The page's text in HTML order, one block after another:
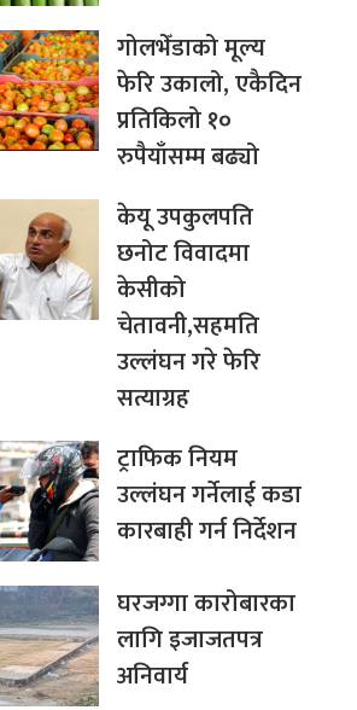
गोलभेँडाको मूल्य
फेरि उकालो, एकैदिन
प्रतिकिलो १०
रुपैयाँसम्म बढ्यो
केयू उपकुलपति
छनोट विवादमा
केसीको
चेतावनी,सहमति
उल्लंघन गरे फेरि
सत्याग्रह
ट्राफिक नियम
उल्लंघन गर्नेलाई कडा
कारबाही गर्न निर्देशन
घरजग्गा कारोबारका
लागि इजाजतपत्र
अनिवार्य